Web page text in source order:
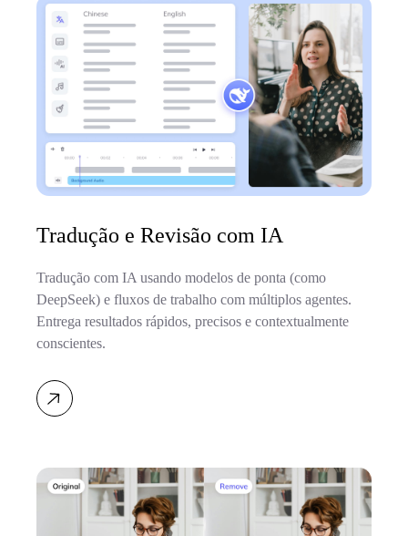
Tradução e Revisão com IA
Tradução com IA usando modelos de ponta (como
DeepSeek) e fluxos de trabalho com múltiplos agentes.
Entrega resultados rápidos, precisos e contextualmente
conscientes.